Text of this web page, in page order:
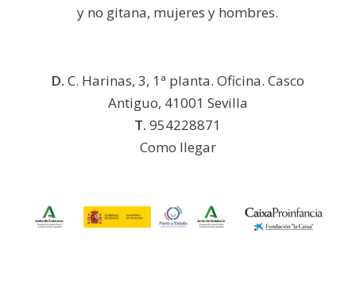
y no gitana, mujeres y hombres.
D. C. Harinas, 3, 1ª planta. Oficina. Casco
Antiguo, 41001 Sevilla
T. 954228871
Como llegar